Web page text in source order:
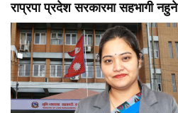
राप्रपा प्रदेश सरकारमा सहभागी नहुने